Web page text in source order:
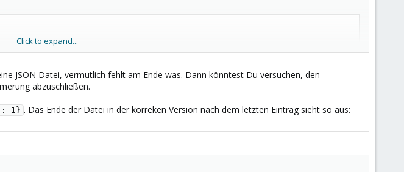
und wurde in /config/.storage/core.config_entries.corrupt.2024-12-
Click to expand...
JSON Datei, vermutlich fehlt am Ende was. Dann könntest Du versuchen, den
abzuschließen.
1} . Das Ende der Datei in der korreken Version nach dem letzten Eintrag sieht so aus: